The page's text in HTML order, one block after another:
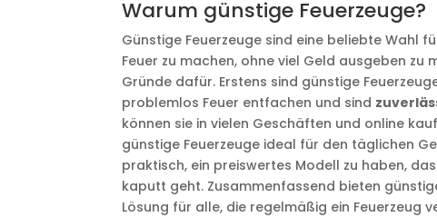
Warum günstige Feuerzeuge?
Günstige Feuerzeuge sind eine beliebte Wahl
Feuer zu machen, ohne viel Geld ausgeben zu
Gründe dafür. Erstens sind günstige
problemlos Feuer entfachen und sind
können sie in vielen Geschäften und online
günstige Feuerzeuge ideal für den täglichen
praktisch, ein preiswertes Modell zu haben,
kaputt geht. Zusammenfassend bieten
Lösung für alle, die regelmäßig ein Feuerzeug